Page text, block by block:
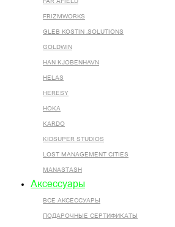
FRIZMWORKS
GLEB KOSTIN .SOLUTIONS
GOLDWIN
HAN KJOBENHAVN
HELAS
HERESY
HOKA
KARDO
KIDSUPER STUDIOS
LOST MANAGEMENT CITIES
MANASTASH
Аксессуары
ВСЕ AКСЕССУАРЫ
ПОДАРОЧНЫЕ СЕРТИФИКАТЫ